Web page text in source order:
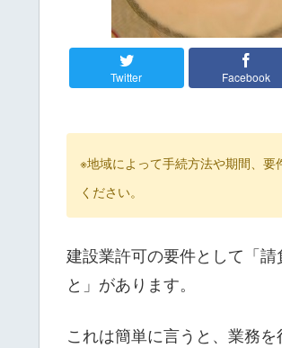
Twitter Facebook
※地域によって手続方法や期間、
ください。
建設業許可の要件として「
と」があります。
これは簡単に言うと、業務